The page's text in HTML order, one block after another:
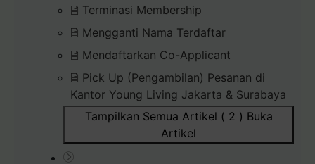
Terminasi Membership
Mengganti Nama Terdaftar
Mendaftarkan Co-Applicant
Pick Up (Pengambilan) Pesanan di
Kantor Young Living Jakarta & Surabaya
Tampilkan Semua Artikel ( 2 ) Buka
Artikel